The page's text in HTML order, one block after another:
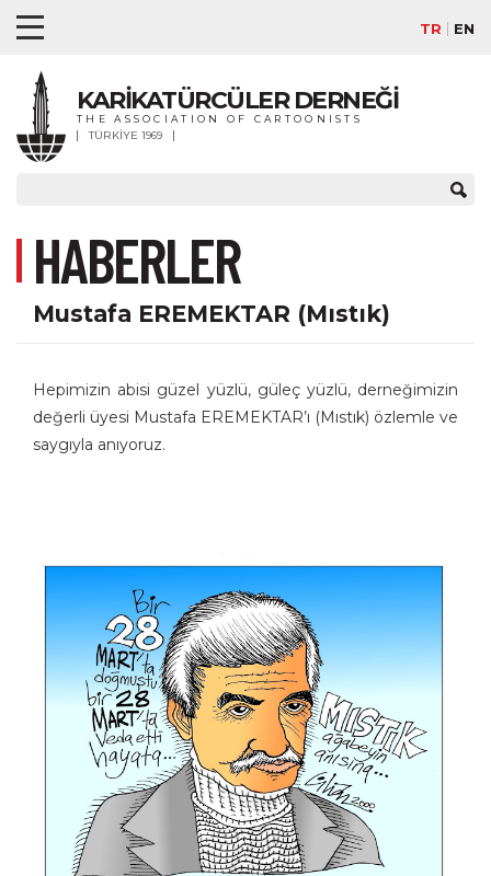
TR EN
KARİKATÜRCÜLER DERNEĞİ
THE ASSOCIATION OF CARTOONISTS
TÜRKİYE 1969
HABERLER
Mustafa EREMEKTAR (Mıstık)
Hepimizin abisi güzel yüzlü, güleç yüzlü, derneğimizin
değerli üyesi Mustafa EREMEKTAR’ı (Mıstık) özlemle ve
saygıyla anıyoruz.